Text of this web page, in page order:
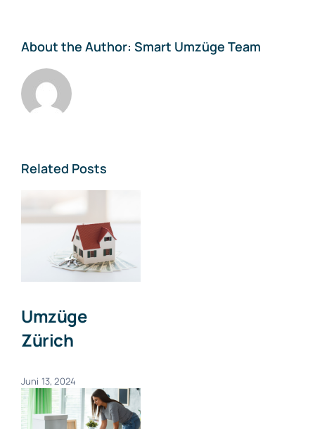
About the Author: Smart Umzüge Team
Related Posts
Umzüge
Zürich
Juni 13, 2024